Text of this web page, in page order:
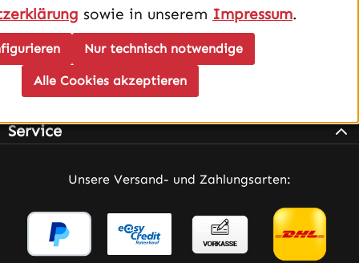
Service
Unsere Versand- und Zahlungsarten:
sowie in unserem Impressum.
Nur technisch notwendige
Alle Cookies akzeptieren